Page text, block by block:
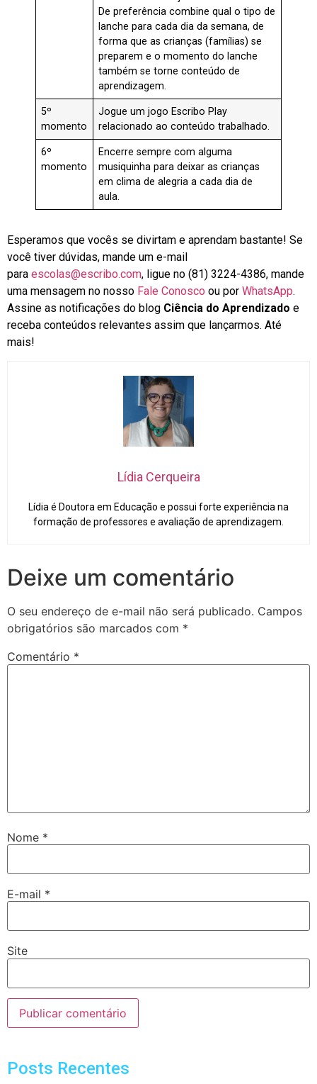
De preferência combine qual o tipo de
lanche para cada dia da semana, de
forma que as crianças (famílias) se
preparem e o momento do lanche
também se torne conteúdo de
aprendizagem.
5º
momento
Jogue um jogo Escribo Play
relacionado ao conteúdo trabalhado.
6º
momento
Encerre sempre com alguma
musiquinha para deixar as crianças
em clima de alegria a cada dia de
aula.
Esperamos que vocês se divirtam e aprendam bastante! Se
você tiver dúvidas, mande um e-mail
para escolas@escribo.com, ligue no (81) 3224-4386, mande
uma mensagem no nosso Fale Conosco ou por WhatsApp.
Assine as notificações do blog Ciência do Aprendizado e
receba conteúdos relevantes assim que lançarmos. Até
mais!
Lídia Cerqueira
Lídia é Doutora em Educação e possui forte experiência na
formação de professores e avaliação de aprendizagem.
Deixe um comentário
O seu endereço de e-mail não será publicado. Campos
obrigatórios são marcados com *
Comentário *
Nome *
E-mail *
Site
Posts Recentes